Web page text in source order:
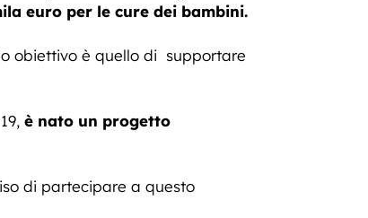
euro per le cure dei bambini.
obiettivo è quello di supportare
è nato un progetto
di partecipare a questo